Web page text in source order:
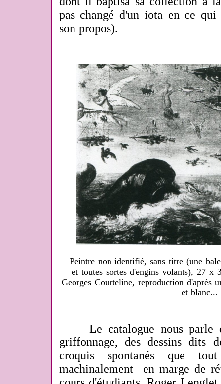
pas changé d'un iota en ce
son propos).
Peintre non identifié, sans titre (une
et toutes sortes d'engins volants), 27 x
Georges Courteline, reproduction d'après
et blanc...
Le catalogue nous parle
griffonnage, des dessins dits
croquis spontanés que
machinalement en marge de